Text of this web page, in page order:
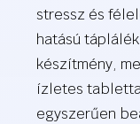
stressz és
hatású
készítmény,
ízletes
egyszerűen